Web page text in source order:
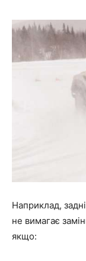
Наприклад,
не вимагає
якщо: